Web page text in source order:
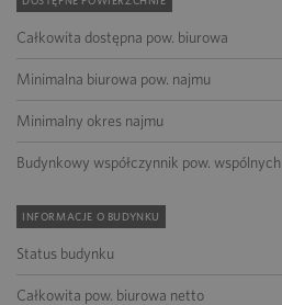
Całkowita dostępna pow. biurowa
Minimalna biurowa pow. najmu
Minimalny okres najmu
Budynkowy współczynnik pow. wspólnych
INFORMACJE O BUDYNKU
Status budynku
Całkowita pow. biurowa netto